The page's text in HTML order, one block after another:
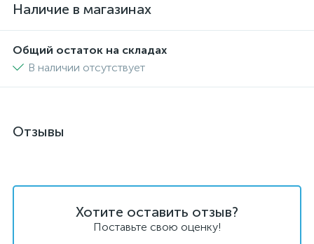
Наличие в магазинах
Общий остаток на складах
В наличии отсутствует
Отзывы
Хотите оставить отзыв?
Поставьте свою оценку!